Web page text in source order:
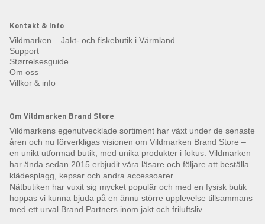
Kontakt & info
Vildmarken – Jakt- och fiskebutik i Värmland
Support
Størrelsesguide
Om oss
Villkor & info
Om Vildmarken Brand Store
Vildmarkens egenutvecklade sortiment har växt under de senaste
åren och nu förverkligas visionen om Vildmarken Brand Store –
en unikt utformad butik, med unika produkter i fokus. Vildmarken
har ända sedan 2015 erbjudit våra läsare och följare att beställa
klädesplagg, kepsar och andra accessoarer.
Nätbutiken har vuxit sig mycket populär och med en fysisk butik
hoppas vi kunna bjuda på en ännu större upplevelse tillsammans
med ett urval Brand Partners inom jakt och friluftsliv.